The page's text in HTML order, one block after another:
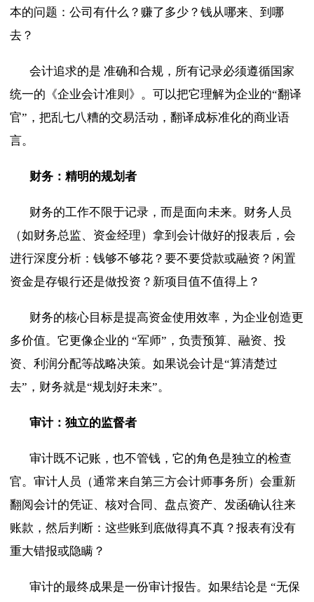
本的问题：公司有什么？赚了多少？钱从哪来、到哪
去？
会计追求的是 准确和合规，所有记录必须遵循国家
统一的《企业会计准则》。可以把它理解为企业的“翻译
官”，把乱七八糟的交易活动，翻译成标准化的商业语
言。
财务：精明的规划者
财务的工作不限于记录，而是面向未来。财务人员
（如财务总监、资金经理）拿到会计做好的报表后，会
进行深度分析：钱够不够花？要不要贷款或融资？闲置
资金是存银行还是做投资？新项目值不值得上？
财务的核心目标是提高资金使用效率，为企业创造更
多价值。它更像企业的 “军师”，负责预算、融资、投
资、利润分配等战略决策。如果说会计是“算清楚过
去”，财务就是“规划好未来”。
审计：独立的监督者
审计既不记账，也不管钱，它的角色是独立的检查
官。审计人员（通常来自第三方会计师事务所）会重新
翻阅会计的凭证、核对合同、盘点资产、发函确认往来
账款，然后判断：这些账到底做得真不真？报表有没有
重大错报或隐瞒？
审计的最终成果是一份审计报告。如果结论是 “无保